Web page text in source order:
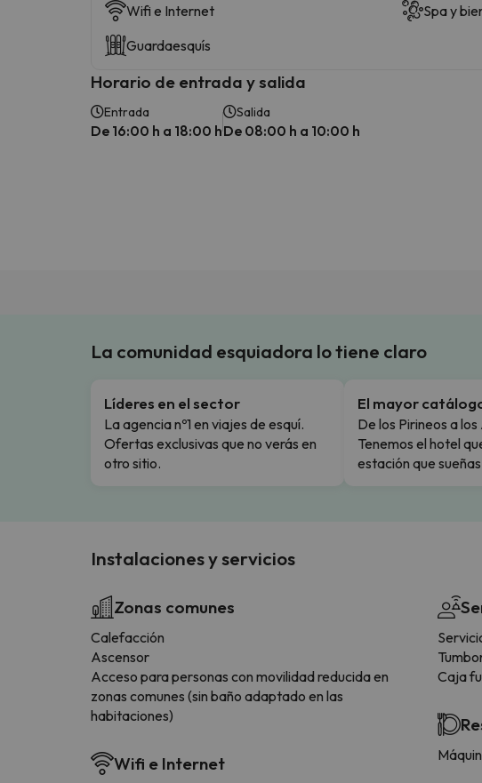
Wifi e Internet
Spa y
Guardaesquís
Horario de entrada y salida
Entrada
De 16:00 h a 18:00 h
Salida
De 08:00 h a 10:00 h
La comunidad esquiadora lo tiene claro
Líderes en el sector
La agencia nº1 en viajes de esquí.
Ofertas exclusivas que no verás en
otro sitio.
El mayor
De los Pirineos a
Tenemos el hotel
estación que
Instalaciones y servicios
Zonas comunes
Calefacción
Ascensor
Acceso para personas con movilidad reducida en
zonas comunes (sin baño adaptado en las
habitaciones)
Wifi e Internet
Caja